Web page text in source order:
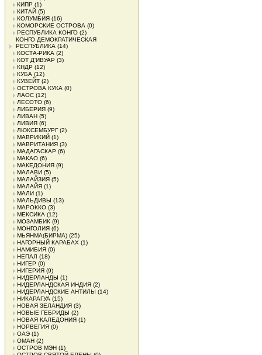
КИПР (1)
КИТАЙ (5)
КОЛУМБИЯ (16)
КОМОРСКИЕ ОСТРОВА (0)
РЕСПУБЛИКА КОНГО (2)
КОНГО ДЕМОКРАТИЧЕСКАЯ
РЕСПУБЛИКА (14)
КОСТА-РИКА (2)
КОТ Д'ИВУАР (3)
КНДР (12)
КУБА (12)
КУВЕЙТ (2)
ОСТРОВА КУКА (0)
ЛАОС (12)
ЛЕСОТО (6)
ЛИБЕРИЯ (9)
ЛИВАН (5)
ЛИВИЯ (6)
ЛЮКСЕМБУРГ(2)
МАВРИКИЙ (1)
МАВРИТАНИЯ (3)
МАДАГАСКАР (6)
МАКАО (6)
МАКЕДОНИЯ (9)
МАЛАВИ (5)
МАЛАЙЗИЯ (5)
МАЛАЙЯ (1)
МАЛИ (1)
МАЛЬДИВЫ (13)
МАРОККО (3)
МЕКСИКА (12)
МОЗАМБИК (9)
МОНГОЛИЯ (6)
МЬЯНМА(БИРМА) (25)
НАГОРНЫЙ КАРАБАХ (1)
НАМИБИЯ (0)
НЕПАЛ (18)
НИГЕР (0)
НИГЕРИЯ (9)
НИДЕРЛАНДЫ (1)
НИДЕРЛАНДСКАЯ ИНДИЯ (2)
НИДЕРЛАНДСКИЕ АНТИЛЫ (14)
НИКАРАГУА (15)
НОВАЯ ЗЕЛАНДИЯ (3)
НОВЫЕ ГЕБРИДЫ (2)
НОВАЯ КАЛЕДОНИЯ (1)
НОРВЕГИЯ (0)
ОАЭ (1)
ОМАН (2)
ОСТРОВ МЭН (1)